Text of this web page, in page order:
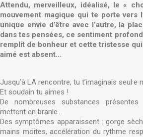
Attendu, merveilleux, idéalisé, le «
mouvement magique qui te porte vers
unique envie d’être avec l’autre, la
dans tes pensées, ce sentiment
remplit de bonheur et cette tristesse qui
aimé est absent…
Jusqu’à LA rencontre, tu t’imaginais seul·e
Et soudain tu aimes !
De nombreuses substances
mettent en branle…
Des symptômes apparaissent : gorge
mains moites, accélération du rythme